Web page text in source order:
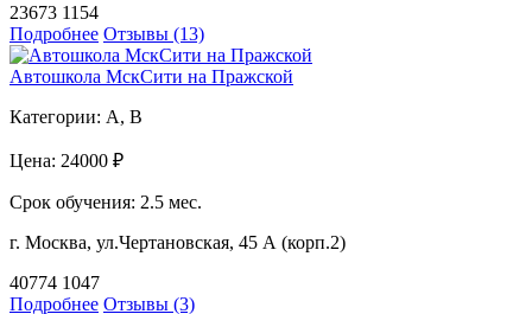
23673 1154
Подробнее Отзывы (13)
Автошкола МскСити на Пражской
Категории: A, B
Цена: 24000 ₽
Срок обучения: 2.5 мес.
г. Москва, ул.Чертановская, 45 А (корп.2)
40774 1047
Подробнее Отзывы (3)